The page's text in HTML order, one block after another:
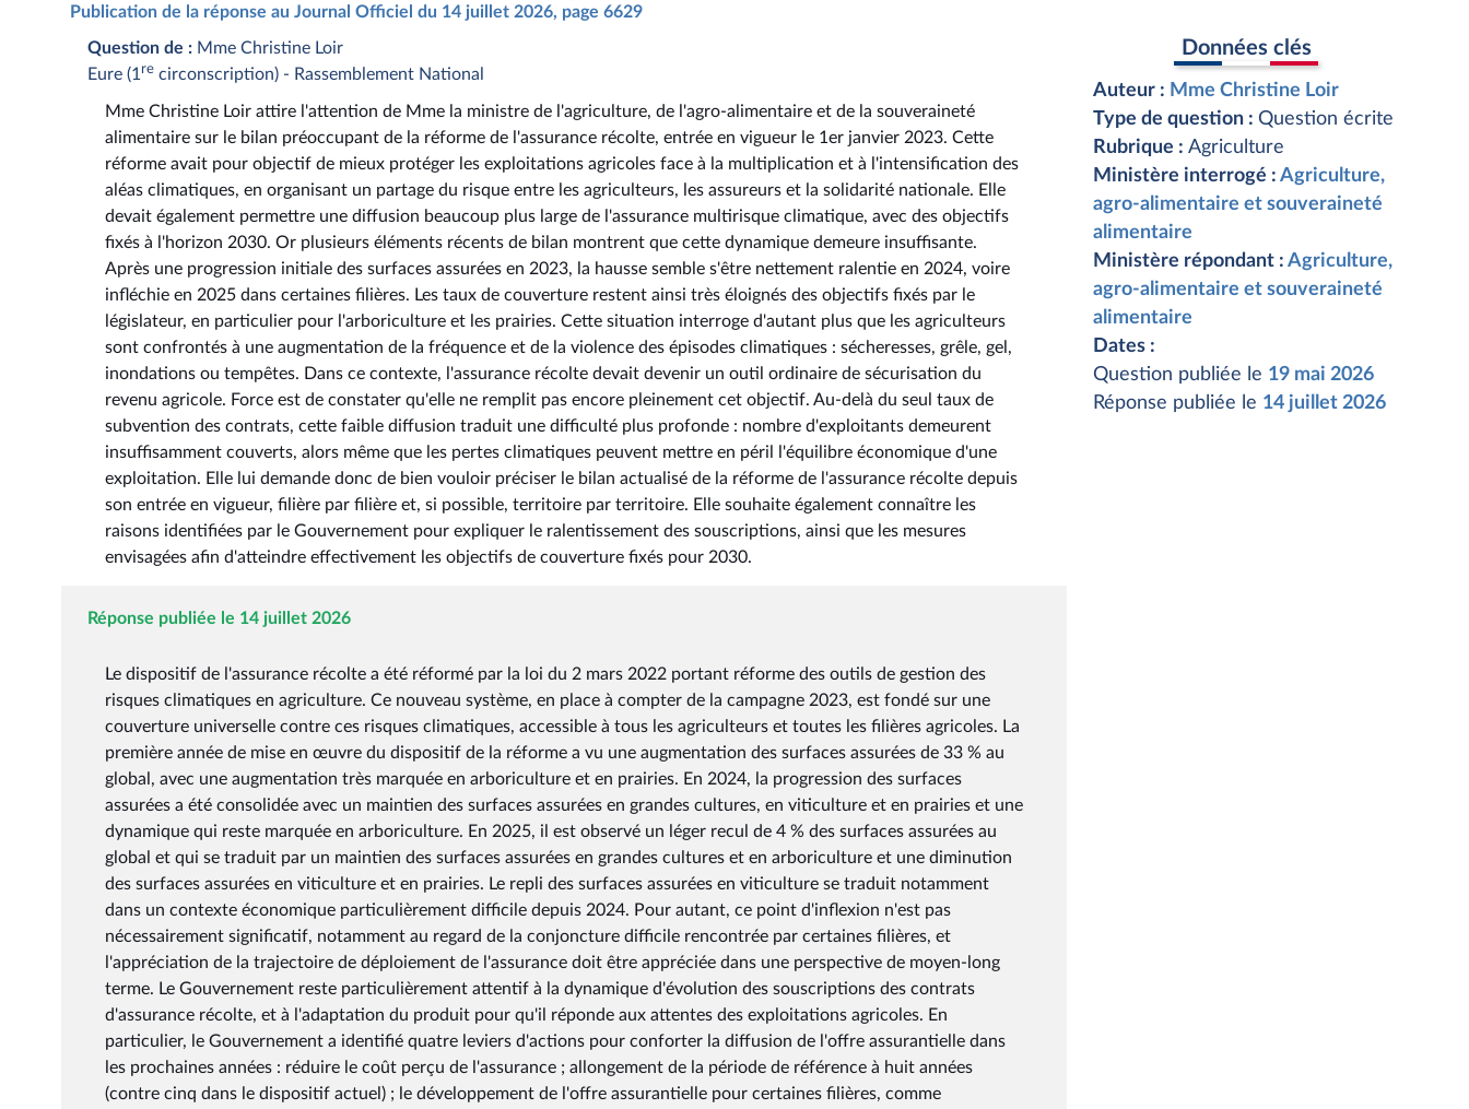
Publication de la réponse au Journal Officiel du 14 juillet 2026, page 6629
Question de : Mme Christine Loir
Eure (1 re circonscription) - Rassemblement National
Mme Christine Loir attire l'attention de Mme la ministre de l'agriculture, de l'agro-alimentaire et de la souveraineté
alimentaire sur le bilan préoccupant de la réforme de l'assurance récolte, entrée en vigueur le 1er janvier 2023. Cette
réforme avait pour objectif de mieux protéger les exploitations agricoles face à la multiplication et à l'intensification des
aléas climatiques, en organisant un partage du risque entre les agriculteurs, les assureurs et la solidarité nationale. Elle
devait également permettre une diffusion beaucoup plus large de l'assurance multirisque climatique, avec des objectifs
fixés à l'horizon 2030. Or plusieurs éléments récents de bilan montrent que cette dynamique demeure insuffisante.
Après une progression initiale des surfaces assurées en 2023, la hausse semble s'être nettement ralentie en 2024, voire
infléchie en 2025 dans certaines filières. Les taux de couverture restent ainsi très éloignés des objectifs fixés par le
législateur, en particulier pour l'arboriculture et les prairies. Cette situation interroge d'autant plus que les agriculteurs
sont confrontés à une augmentation de la fréquence et de la violence des épisodes climatiques : sécheresses, grêle, gel,
inondations ou tempêtes. Dans ce contexte, l'assurance récolte devait devenir un outil ordinaire de sécurisation du
revenu agricole. Force est de constater qu'elle ne remplit pas encore pleinement cet objectif. Au-delà du seul taux de
subvention des contrats, cette faible diffusion traduit une difficulté plus profonde : nombre d'exploitants demeurent
insuffisamment couverts, alors même que les pertes climatiques peuvent mettre en péril l'équilibre économique d'une
exploitation. Elle lui demande donc de bien vouloir préciser le bilan actualisé de la réforme de l'assurance récolte depuis
son entrée en vigueur, filière par filière et, si possible, territoire par territoire. Elle souhaite également connaître les
raisons identifiées par le Gouvernement pour expliquer le ralentissement des souscriptions, ainsi que les mesures
envisagées afin d'atteindre effectivement les objectifs de couverture fixés pour 2030.
Réponse publiée le 14 juillet 2026
Le dispositif de l'assurance récolte a été réformé par la loi du 2 mars 2022 portant réforme des outils de gestion des
risques climatiques en agriculture. Ce nouveau système, en place à compter de la campagne 2023, est fondé sur une
couverture universelle contre ces risques climatiques, accessible à tous les agriculteurs et toutes les filières agricoles. La
première année de mise en œuvre du dispositif de la réforme a vu une augmentation des surfaces assurées de 33 % au
global, avec une augmentation très marquée en arboriculture et en prairies. En 2024, la progression des surfaces
assurées a été consolidée avec un maintien des surfaces assurées en grandes cultures, en viticulture et en prairies et une
dynamique qui reste marquée en arboriculture. En 2025, il est observé un léger recul de 4 % des surfaces assurées au
global et qui se traduit par un maintien des surfaces assurées en grandes cultures et en arboriculture et une diminution
des surfaces assurées en viticulture et en prairies. Le repli des surfaces assurées en viticulture se traduit notamment
dans un contexte économique particulièrement difficile depuis 2024. Pour autant, ce point d'inflexion n'est pas
nécessairement significatif, notamment au regard de la conjoncture difficile rencontrée par certaines filières, et
l'appréciation de la trajectoire de déploiement de l'assurance doit être appréciée dans une perspective de moyen-long
terme. Le Gouvernement reste particulièrement attentif à la dynamique d'évolution des souscriptions des contrats
d'assurance récolte, et à l'adaptation du produit pour qu'il réponde aux attentes des exploitations agricoles. En
particulier, le Gouvernement a identifié quatre leviers d'actions pour conforter la diffusion de l'offre assurantielle dans
les prochaines années : réduire le coût perçu de l'assurance ; allongement de la période de référence à huit années
(contre cinq dans le dispositif actuel) ; le développement de l'offre assurantielle pour certaines filières, comme
Données clés
Auteur : Mme Christine Loir
Type de question : Question écrite
Rubrique : Agriculture
Ministère interrogé : Agriculture,
agro-alimentaire et souveraineté
alimentaire
Ministère répondant : Agriculture,
agro-alimentaire et souveraineté
alimentaire
Dates :
Question publiée le 19 mai 2026
Réponse publiée le 14 juillet 2026